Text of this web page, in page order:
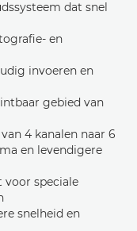
dat snel
en
invoeren en
gebied van
4 kanalen naar 6
en levendigere
voor speciale
snelheid en